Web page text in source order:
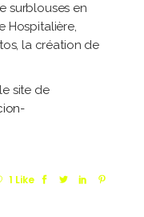
surblouses en
Hospitalière,
la création de
site de
1 Like